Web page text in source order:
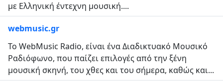
με Ελληνική έντεχνη μουσική....
webmusic.gr
Το WebMusic Radio, είναι ένα Διαδικτυακό Μουσικό
Ραδιόφωνο, που παίζει επιλογές από την ξένη
μουσική σκηνή, του χθες και του σήμερα, καθώς και...